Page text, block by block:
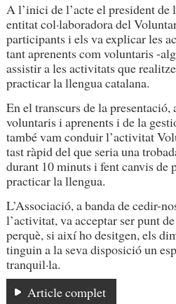
A l’inici de l’acte el president de
entitat col·laboradora del
participants i els va explicar les
tant aprenents com voluntaris -
assistir a les activitats que
practicar la llengua catalana.
En el transcurs de la
voluntaris i aprenents i de la
també vam conduir l’activitat
tast ràpid del que seria una
durant 10 minuts i fent canvis de
practicar la llengua.
L’Associació, a banda de cedir-
l’activitat, va acceptar ser punt
perquè, si així ho desitgen, els
tinguin a la seva disposició un
tranquil·la.
Article complet